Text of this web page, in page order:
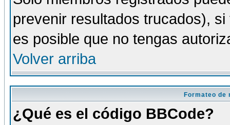
prevenir resultados trucados),
es posible que no tengas
Volver arriba
Formateo de
¿Qué es el código BBCode?